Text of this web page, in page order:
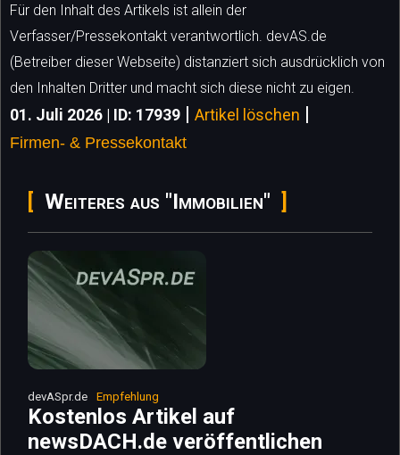
Für den Inhalt des Artikels ist allein der
Verfasser/Pressekontakt verantwortlich. devAS.de
(Betreiber dieser Webseite) distanziert sich ausdrücklich von
den Inhalten Dritter und macht sich diese nicht zu eigen.
01. Juli 2026 | ID: 17939 | Artikel löschen |
Firmen- & Pressekontakt
Weiteres aus "Immobilien"
devASpr.de Empfehlung
Kostenlos Artikel auf
newsDACH.de veröffentlichen